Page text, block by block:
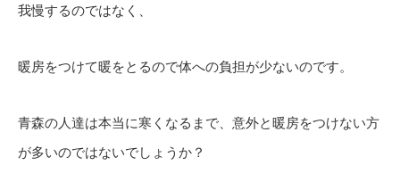
我慢するのではなく、
暖房をつけて暖をとるので体への負担が少ないのです。
青森の人達は本当に寒くなるまで、意外と暖房をつけない方
が多いのではないでしょうか？